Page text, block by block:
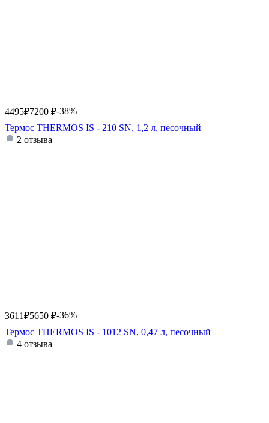
4495₽7200 ₽-38%
Термос THERMOS IS - 210 SN, 1,2 л, песочный
2 отзыва
3611₽5650 ₽-36%
Термос THERMOS IS - 1012 SN, 0,47 л, песочный
4 отзыва